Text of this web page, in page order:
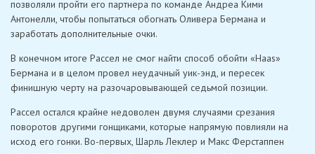
позволяли пройти его партнера по команде Андреа Кими
Антонелли, чтобы попытаться обогнать Оливера Бермана и
заработать дополнительные очки.
В конечном итоге Рассел не смог найти способ обойти «Haas»
Бермана и в целом провел неудачный уик-энд, и пересек
финишную черту на разочаровывающей седьмой позиции.
Рассел остался крайне недоволен двумя случаями срезания
поворотов другими гонщиками, которые напрямую повлияли на
исход его гонки. Во-первых, Шарль Леклер и Макс Ферстаппен